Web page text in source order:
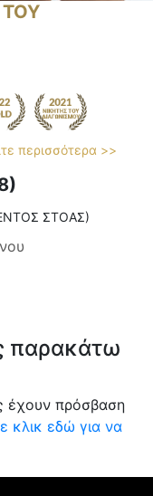
ΤΟΥ
περισσότερα >>
ΣΤΟΑΣ)
παρακάτω
έχουν πρόσβαση
κλικ εδώ για να